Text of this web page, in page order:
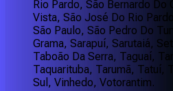
Rio Pardo, São Bernardo Do
Vista, São José Do Rio
São Paulo, São Pedro Do
Grama, Sarapuí, Sarutaiá,
Taboão Da Serra, Taguaí,
Taquarituba, Tarumã, Tatuí,
Sul, Vinhedo, Votorantim.